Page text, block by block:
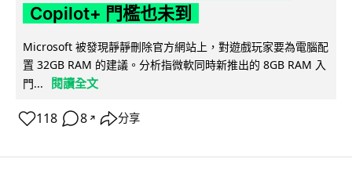
Copilot+ 門檻也未到
Microsoft 被發現靜靜刪除官方網站上，對遊戲玩家要為電腦配
置 32GB RAM 的建議。分析指微軟同時新推出的 8GB RAM 入
門...
閱讀全文
118 8 ↗ 分享